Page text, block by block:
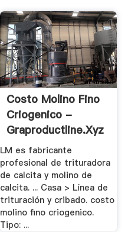
Costo Molino Fino
Criogenico -
Graproductline.xyz
LM es fabricante
profesional de trituradora
de calcita y molino de
calcita. ... Casa > Línea de
trituración y cribado. costo
molino fino criogenico.
Tipo: ...